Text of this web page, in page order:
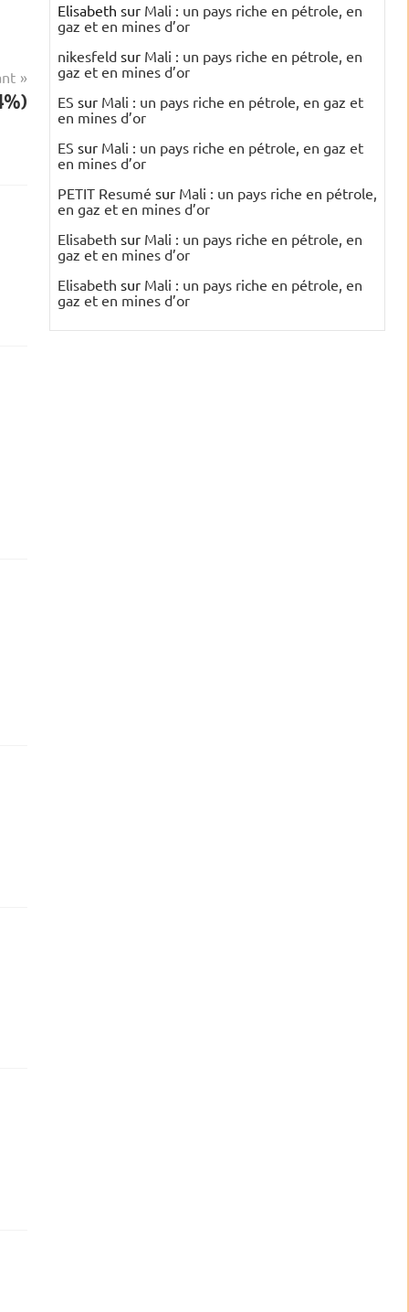
Elisabeth sur Mali : un pays riche en pétrole, en
gaz et en mines d’or
nikesfeld sur Mali : un pays riche en pétrole, en
gaz et en mines d’or
ES sur Mali : un pays riche en pétrole, en gaz et
en mines d’or
ES sur Mali : un pays riche en pétrole, en gaz et
en mines d’or
PETIT Resumé sur Mali : un pays riche en pétrole,
en gaz et en mines d’or
Elisabeth sur Mali : un pays riche en pétrole, en
gaz et en mines d’or
Elisabeth sur Mali : un pays riche en pétrole, en
gaz et en mines d’or